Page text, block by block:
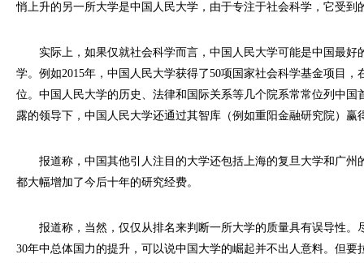
悄上升的另一所大学是中国人民大学，由于专注于社会科学，它受到
实际上，如果仅就社会科学而言，中国人民大学可能是中国最好
学。例如2015年，中国人民大学获得了50项国家社会科学基金项目，
位。中国人民大学的历史、法律和国际关系等几个院系常常位列中国
露的领导下，中国人民大学还通过其智库（例如重阳金融研究院）赢
报道称，中国其他引人注目的大学还包括上海的复旦大学和广州
都大幅增加了今后十年的研究经费。
报道称，当然，仅仅从排名来判断一所大学的质量具有误导性。
30年中总体国力的提升，可以说中国大学的崛起并不出人意料。但要